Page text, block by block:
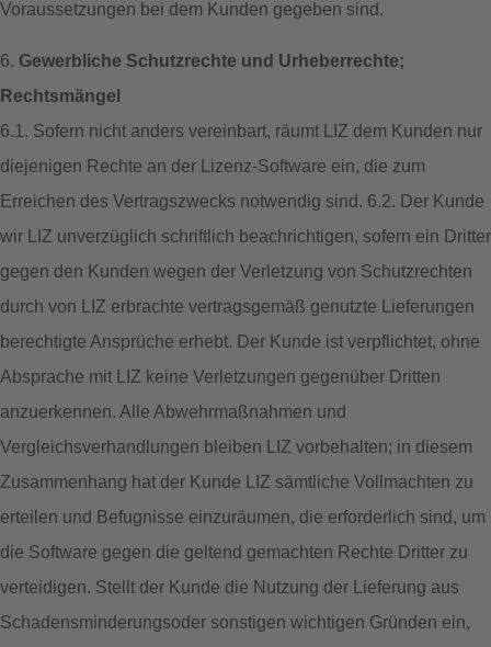
Voraussetzungen bei dem Kunden gegeben sind.
6. Gewerbliche Schutzrechte und Urheberrechte;
Rechtsmängel
6.1. Sofern nicht anders vereinbart, räumt LIZ dem Kunden nur
diejenigen Rechte an der Lizenz-Software ein, die zum
Erreichen des Vertragszwecks notwendig sind. 6.2. Der Kunde
wir LIZ unverzüglich schriftlich beachrichtigen, sofern ein Dritter
gegen den Kunden wegen der Verletzung von Schutzrechten
durch von LIZ erbrachte vertragsgemäß genutzte Lieferungen
berechtigte Ansprüche erhebt. Der Kunde ist verpflichtet, ohne
Absprache mit LIZ keine Verletzungen gegenüber Dritten
anzuerkennen. Alle Abwehrmaßnahmen und
Vergleichsverhandlungen bleiben LIZ vorbehalten; in diesem
Zusammenhang hat der Kunde LIZ sämtliche Vollmachten zu
erteilen und Befugnisse einzuräumen, die erforderlich sind, um
die Software gegen die geltend gemachten Rechte Dritter zu
verteidigen. Stellt der Kunde die Nutzung der Lieferung aus
Schadensminderungsoder sonstigen wichtigen Gründen ein,